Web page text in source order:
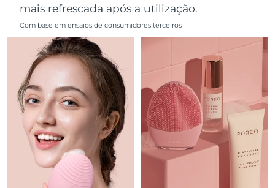
mais refrescada após a utilização.
Com base em ensaios de consumidores terceiros
Portugal Entrega prevista
Porto Rico Entrega prevista8/11/26
Catar Entrega prevista
Reunião Entrega prevista
Romênia Entrega prevista8/9/26
Rússia Entrega prevista 8/17/26
Arábia Saudita